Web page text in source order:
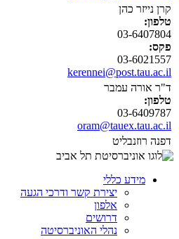
קרן נייזר כהן
טלפון:
03-6407804
פקס:
03-6021557
kerennei@post.tau.ac.il
ד"ר אורה עמבר
טלפון:
03-6409787
oram@tauex.tau.ac.il
דפנה רוזנבליט
מידע כללי
יצירת קשר ודרכי הגעה
אלפון
דרושים
נהלי האוניברסיטה